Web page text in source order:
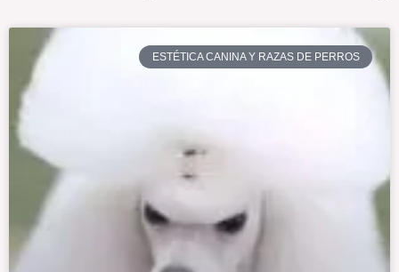
ESTÉTICA CANINA Y RAZAS DE PERROS